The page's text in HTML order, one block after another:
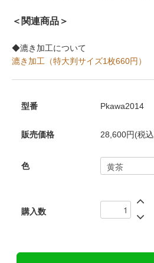
＜関連商品＞
◆漉き加工について
漉き加工（特大判サイズ1枚660円）
型番 Pkawa2014
販売価格 28,600円(税
色
購入数